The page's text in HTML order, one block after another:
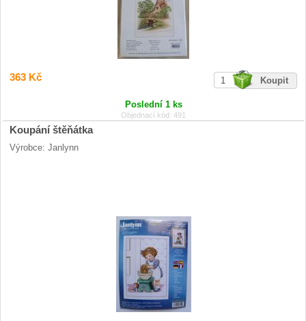
363 Kč
Poslední 1 ks
Objednací kód: 491
Koupání štěňátka
Výrobce: Janlynn